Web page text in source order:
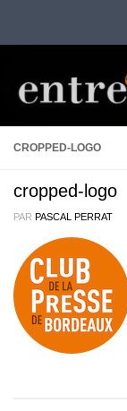
CROPPED-LOGO
cropped-logo
PAR PASCAL PERRAT